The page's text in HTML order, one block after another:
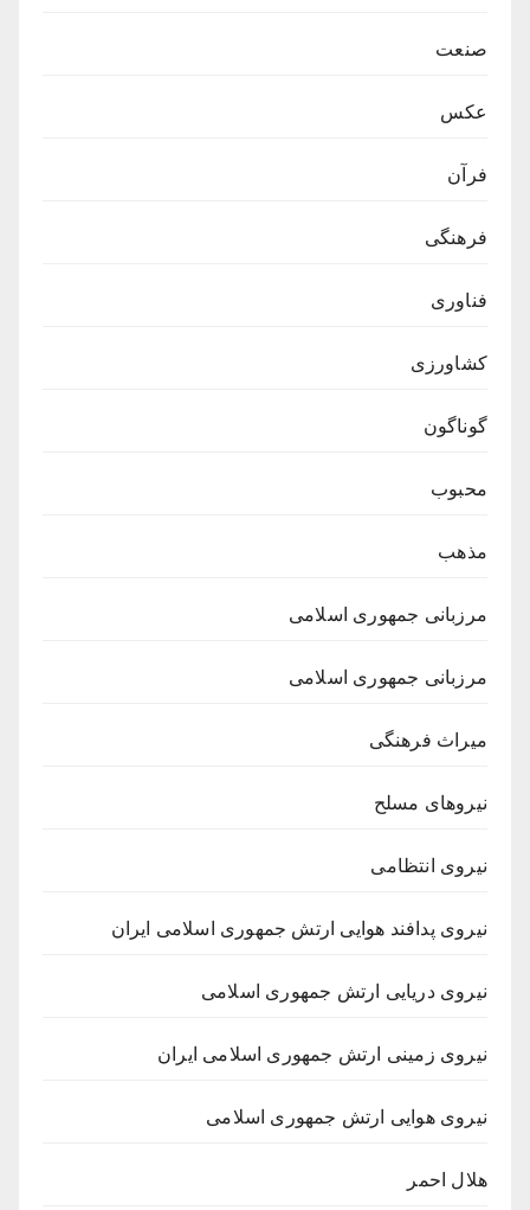
صنعت
عکس
فرآن
فرهنگی
فناوری
کشاورزی
گوناگون
محبوب
مذهب
مرزبانی جمهوری اسلامی
مرزبانی جمهوری اسلامی
میراث فرهنگی
نیروهای مسلح
نیروی انتظامی
نیروی پدافند هوایی ارتش جمهوری اسلامی ایران
نیروی دریایی ارتش جمهوری اسلامی
نیروی زمینی ارتش جمهوری اسلامی ایران
نیروی هوایی ارتش جمهوری اسلامی
هلال احمر